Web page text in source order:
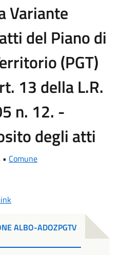
Variante
del Piano di
(PGT)
13 della L.R.
n. 12. -
degli atti
Comune
ALBO-ADOZPGTV